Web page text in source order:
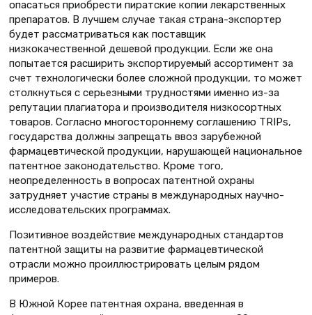
опасаться приобрести пиратские копии лекарственных
препаратов. В лучшем случае такая страна-экспортер
будет рассматриваться как поставщик
низкокачественной дешевой продукции. Если же она
попытается расширить экспортируемый ассортимент за
счет технологически более сложной продукции, то может
столкнуться с серьезными трудностями именно из-за
репутации плагиатора и производителя низкосортных
товаров. Согласно многостороннему соглашению TRIPs,
государства должны запрещать ввоз зарубежной
фармацевтической продукции, нарушающей национальное
патентное законодательство. Кроме того,
неопределенность в вопросах патентной охраны
затрудняет участие страны в международных научно-
исследовательских программах.
Позитивное воздействие международных стандартов
патентной защиты на развитие фармацевтической
отрасли можно проиллюстрировать целым рядом
примеров.
В Южной Корее патентная охрана, введенная в